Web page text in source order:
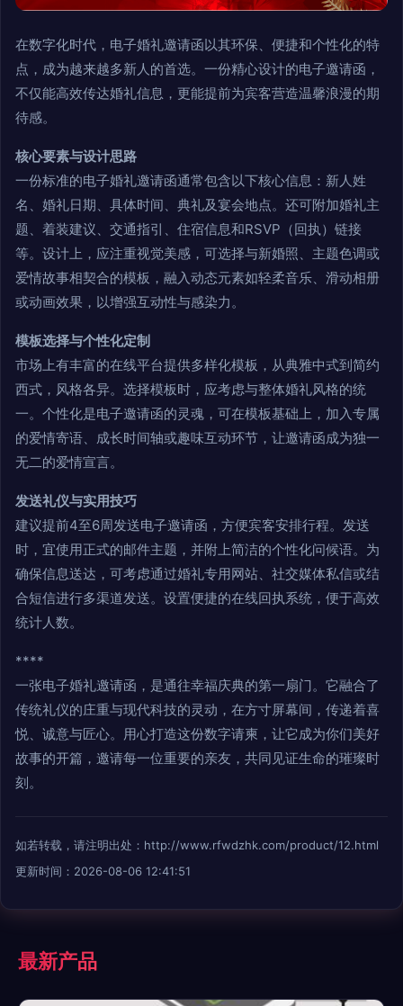
在数字化时代，电子婚礼邀请函以其环保、便捷和个性化的特
点，成为越来越多新人的首选。一份精心设计的电子邀请函，
不仅能高效传达婚礼信息，更能提前为宾客营造温馨浪漫的期
待感。
核心要素与设计思路
一份标准的电子婚礼邀请函通常包含以下核心信息：新人姓
名、婚礼日期、具体时间、典礼及宴会地点。还可附加婚礼主
题、着装建议、交通指引、住宿信息和RSVP（回执）链接
等。设计上，应注重视觉美感，可选择与新婚照、主题色调或
爱情故事相契合的模板，融入动态元素如轻柔音乐、滑动相册
或动画效果，以增强互动性与感染力。
模板选择与个性化定制
市场上有丰富的在线平台提供多样化模板，从典雅中式到简约
西式，风格各异。选择模板时，应考虑与整体婚礼风格的统
一。个性化是电子邀请函的灵魂，可在模板基础上，加入专属
的爱情寄语、成长时间轴或趣味互动环节，让邀请函成为独一
无二的爱情宣言。
发送礼仪与实用技巧
建议提前4至6周发送电子邀请函，方便宾客安排行程。发送
时，宜使用正式的邮件主题，并附上简洁的个性化问候语。为
确保信息送达，可考虑通过婚礼专用网站、社交媒体私信或结
合短信进行多渠道发送。设置便捷的在线回执系统，便于高效
统计人数。
****
一张电子婚礼邀请函，是通往幸福庆典的第一扇门。它融合了
传统礼仪的庄重与现代科技的灵动，在方寸屏幕间，传递着喜
悦、诚意与匠心。用心打造这份数字请柬，让它成为你们美好
故事的开篇，邀请每一位重要的亲友，共同见证生命的璀璨时
刻。
如若转载，请注明出处：http://www.rfwdzhk.com/product/12.html
更新时间：2026-08-06 12:41:51
最新产品